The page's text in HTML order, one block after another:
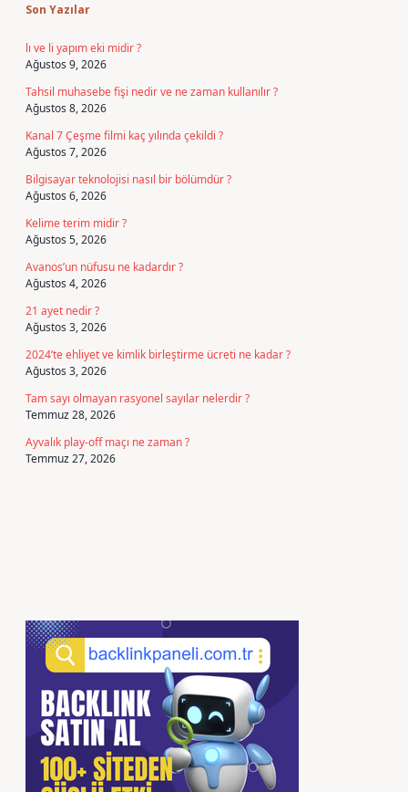
Son Yazılar
lı ve li yapım eki midir ?
Ağustos 9, 2026
Tahsil muhasebe fişi nedir ve ne zaman kullanılır ?
Ağustos 8, 2026
Kanal 7 Çeşme filmi kaç yılında çekildi ?
Ağustos 7, 2026
Bilgisayar teknolojisi nasıl bir bölümdür ?
Ağustos 6, 2026
Kelime terim midir ?
Ağustos 5, 2026
Avanos’un nüfusu ne kadardır ?
Ağustos 4, 2026
21 ayet nedir ?
Ağustos 3, 2026
2024’te ehliyet ve kimlik birleştirme ücreti ne kadar ?
Ağustos 3, 2026
Tam sayı olmayan rasyonel sayılar nelerdir ?
Temmuz 28, 2026
Ayvalık play-off maçı ne zaman ?
Temmuz 27, 2026